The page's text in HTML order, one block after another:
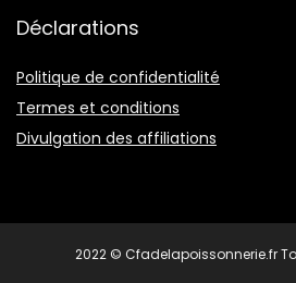
Déclarations
Politique de confidentialité
Termes et conditions
Divulgation des affiliations
2022 © Cfadelapoissonnerie.fr